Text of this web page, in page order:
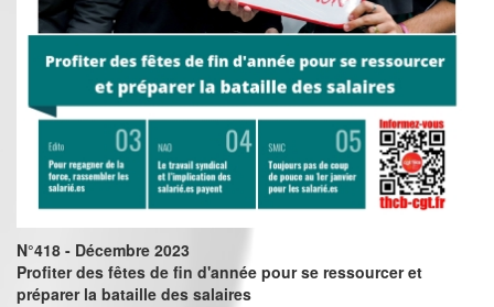
N°418 - Décembre 2023
Profiter des fêtes de fin d'année pour se ressourcer et
préparer la bataille des salaires